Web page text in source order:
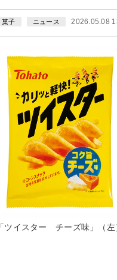
菓子 ニュース 2026.05.08
「ツイスター チーズ味」（左